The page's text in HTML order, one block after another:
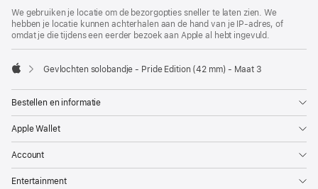
We gebruiken je locatie om de bezorgopties sneller te laten zien. We
hebben je locatie kunnen achterhalen aan de hand van je IP-adres, of
omdat je die tijdens een eerder bezoek aan Apple al hebt ingevuld.
Gevlochten solobandje - Pride Edition (42 mm) - Maat 3
Bestellen en informatie
Apple Wallet
Account
Entertainment